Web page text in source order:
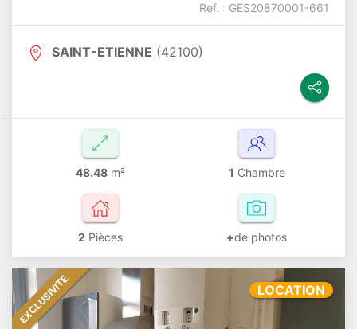
Ref. : GES20870001-661
SAINT-ETIENNE (42100)
48.48m² 1 Chambre
2 Pièces +de photos
EXCLUSIVITÉ LOCATION